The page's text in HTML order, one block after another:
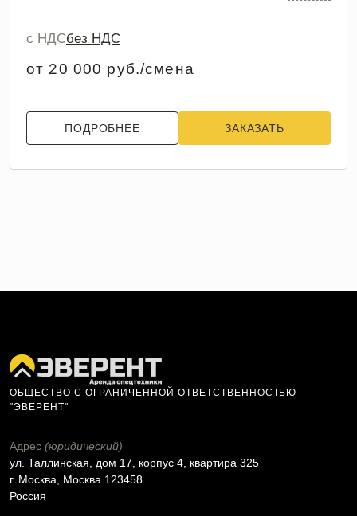
с НДСбез НДС
от 20 000 руб./смена
ПОДРОБНЕЕ ЗАКАЗАТЬ
ОБЩЕСТВО С ОГРАНИЧЕННОЙ ОТВЕТСТВЕННОСТЬЮ
"ЭВЕРЕНТ"
Адрес (юридический)
ул. Таллинская, дом 17, корпус 4, квартира 325
г. Москва, Москва 123458
Россия